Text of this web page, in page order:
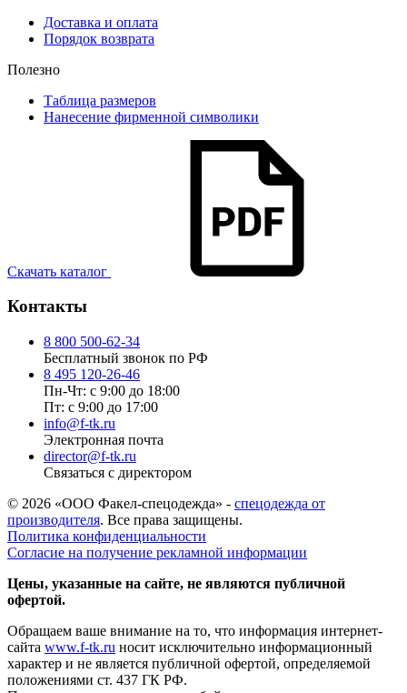
Доставка и оплата
Порядок возврата
Полезно
Таблица размеров
Нанесение фирменной символики
Скачать каталог
Контакты
8 800 500-62-34
Бесплатный звонок по РФ
8 495 120-26-46
Пн-Чт: с 9:00 до 18:00
Пт: с 9:00 до 17:00
info@f-tk.ru
Электронная почта
director@f-tk.ru
Связаться с директором
© 2026 «ООО Факел-спецодежда» - спецодежда от
производителя. Все права защищены.
Политика конфиденциальности
Согласие на получение рекламной информации
Цены, указанные на сайте, не являются публичной
офертой.
Обращаем ваше внимание на то, что информация интернет-
сайта www.f-tk.ru носит исключительно информационный
характер и не является публичной офертой, определяемой
положениями ст. 437 ГК РФ.